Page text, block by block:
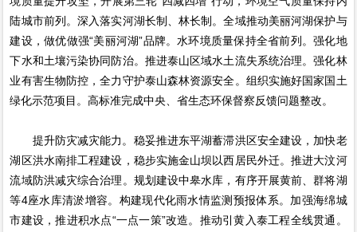
陆城市前列。深入落实河湖长制、林长制。全域推动美丽河湖保护与
建设，做优做强“美丽河湖”品牌。水环境质量保持全省前列。强化地
下水和土壤污染协同防治。推进泰山区域水土流失系统治理。强化林
业有害生物防控，全力守护泰山森林资源安全。组织实施好国家国土
绿化示范项目。高标准完成中央、省生态环保督察反馈问题整改。
提升防灾减灾能力。稳妥推进东平湖蓄滞洪区安全建设，加快老
湖区洪水南排工程建设，稳步实施金山坝以西居民外迁。推进大汶河
流域防洪减灾综合治理。规划建设中皋水库，有序开展黄前、群将湖
等4座水库清淤增容。构建现代化雨水情监测预报体系。加强海绵城
市建设，推进积水点“一点一策”改造。推动引黄入泰工程全线贯通。